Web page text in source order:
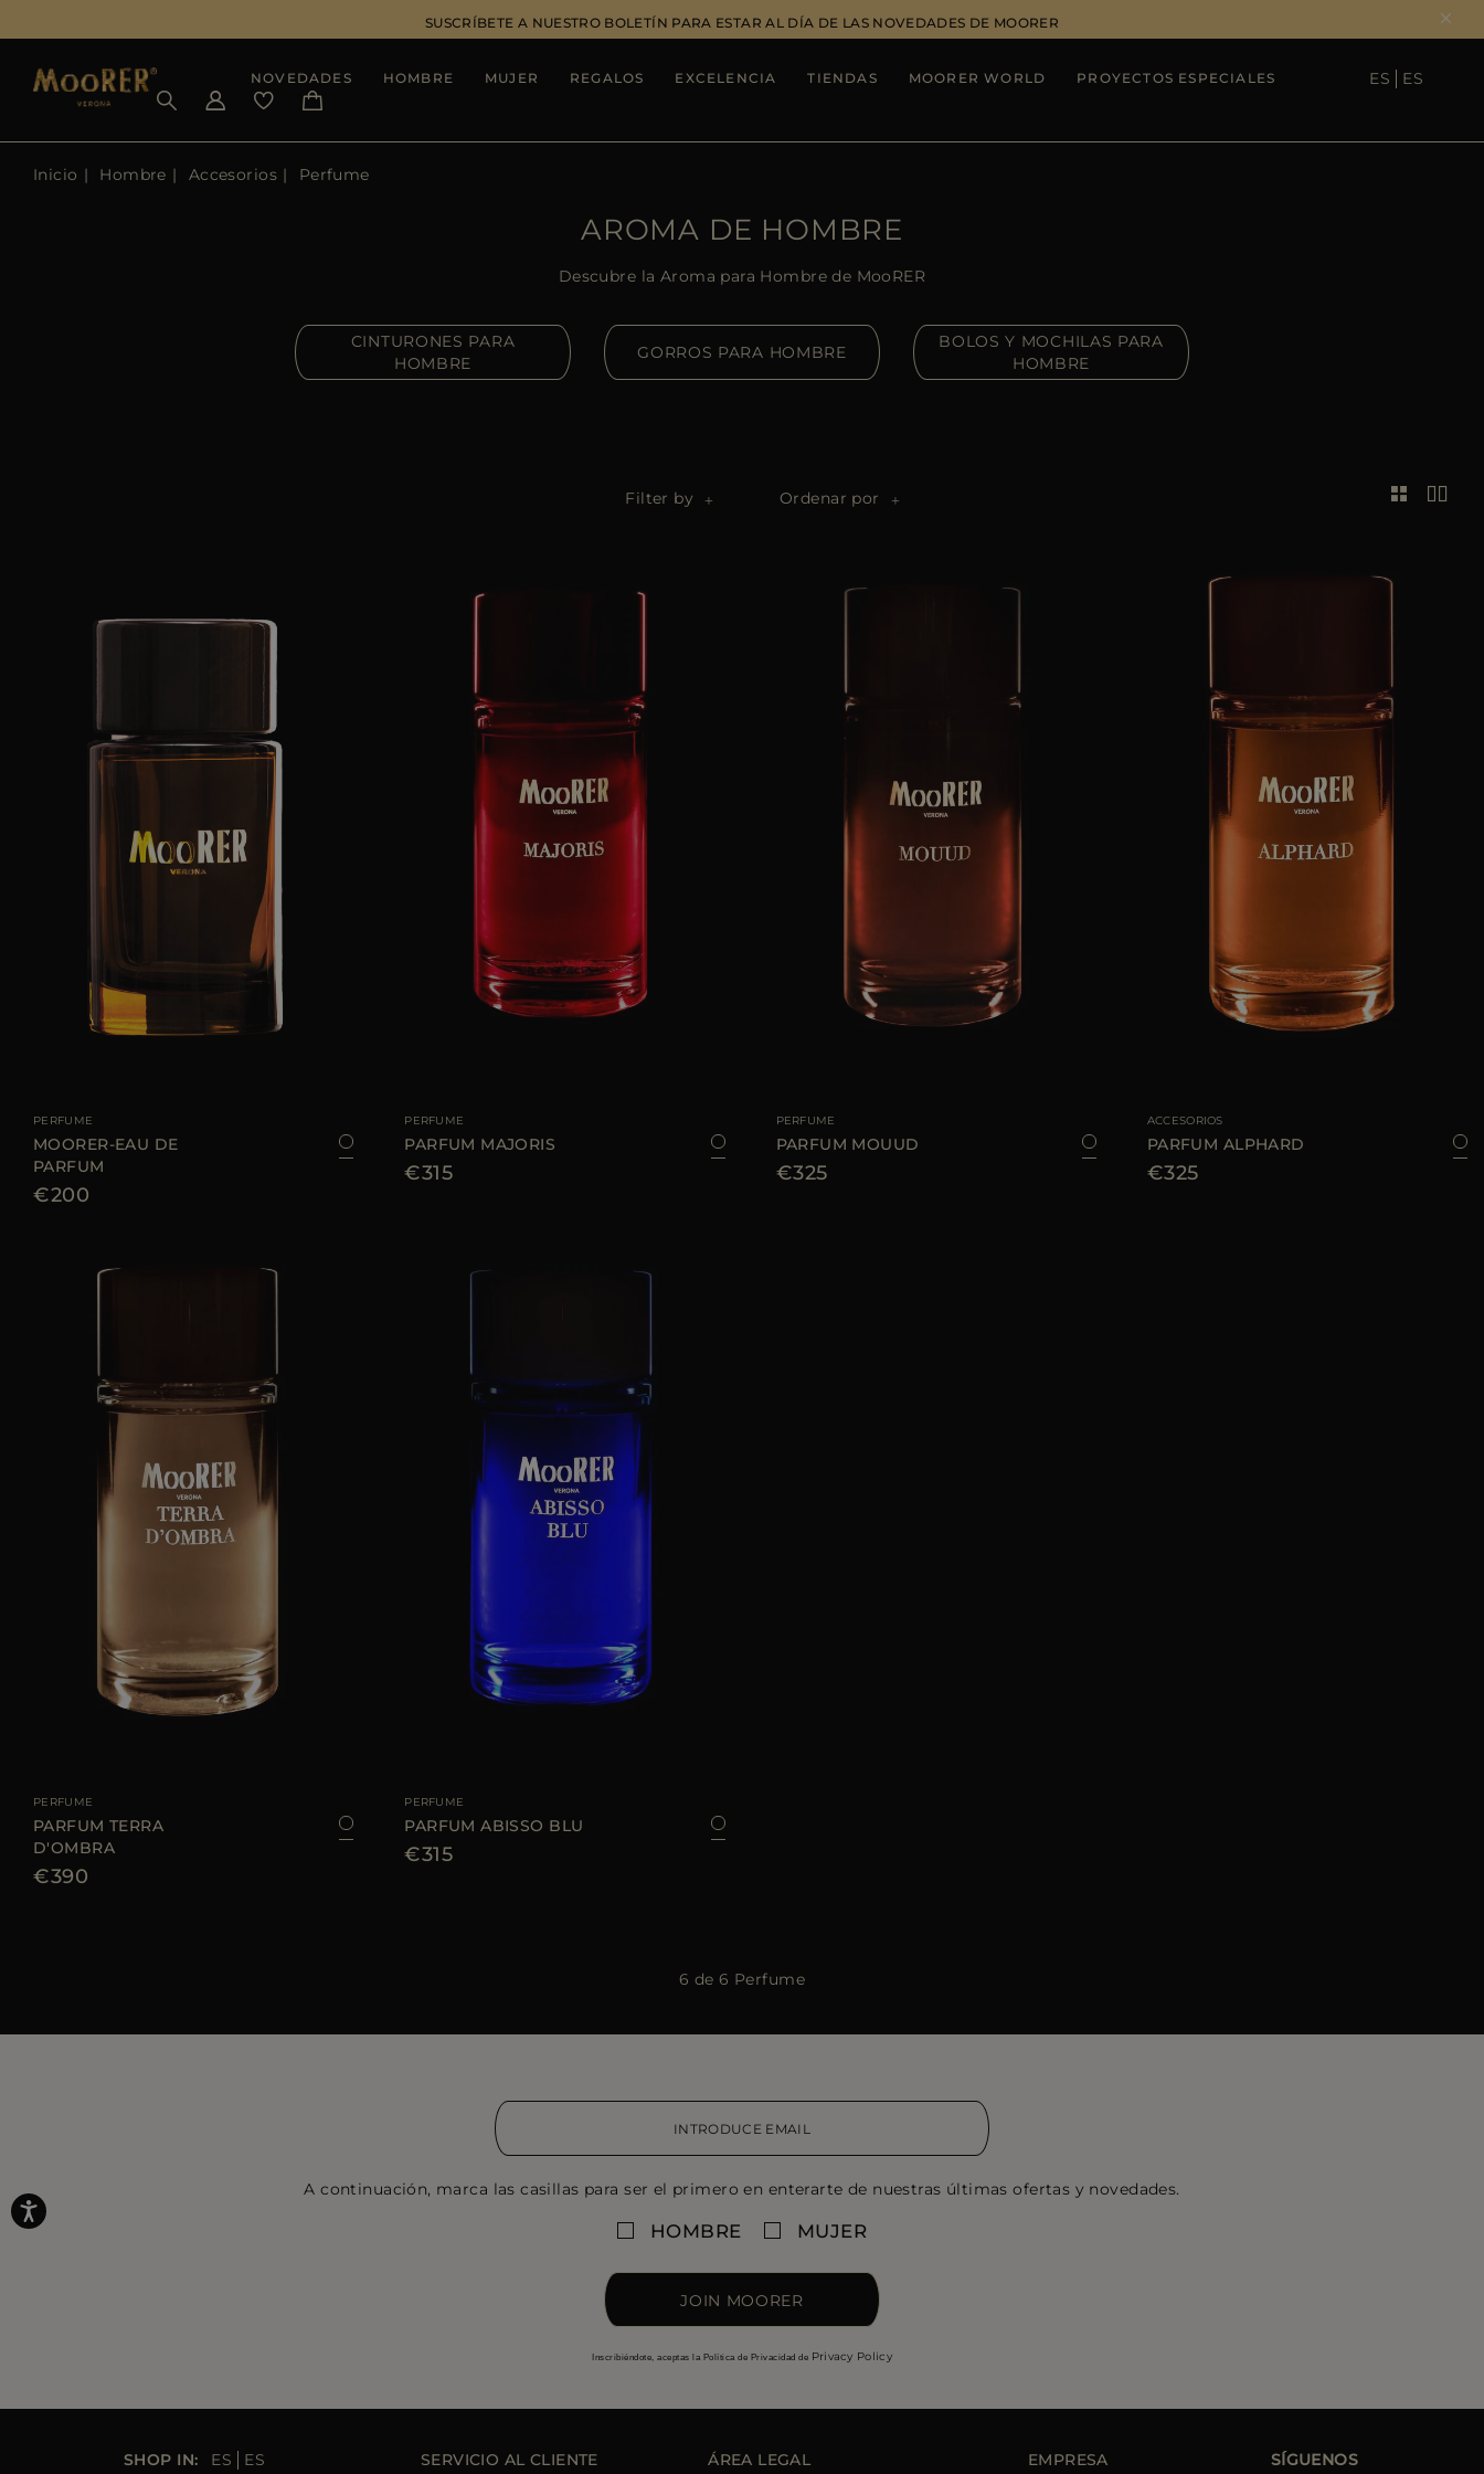
SUSCRÍBETE A NUESTRO BOLETÍN PARA ESTAR AL DÍA DE LAS NOVEDADES DE MOORER
SEE RESULTS
NOVEDADES HOMBRE MUJER REGALOS EXCELENCIA TIENDAS MOORER WORLD PROYECTOS ESPECIALES ES ES
Inicio Hombre Accesorios Perfume
AROMA DE HOMBRE
Descubre la Aroma para Hombre de MooRER
CINTURONES PARA
HOMBRE
GORROS PARA HOMBRE
BOLOS Y MOCHILAS PARA
HOMBRE
Filter by Ordenar por
PERFUME
MOORER-EAU DE
PARFUM
€200
PERFUME
PARFUM MAJORIS
€315
PERFUME
PARFUM MOUUD
€325
ACCESORIOS
PARFUM ALPHARD
€325
PERFUME
PARFUM TERRA
D'OMBRA
€390
PERFUME
PARFUM ABISSO BLU
€315
6 de 6 Perfume
A continuación, marca las casillas para ser el primero en enterarte de nuestras últimas ofertas y novedades.
HOMBRE MUJER
JOIN MOORER
Inscribiéndote, aceptas la Política de Privacidad de Privacy Policy
SHOP IN: ES ES SERVICIO AL CLIENTE ÁREA LEGAL EMPRESA SÍGUENOS